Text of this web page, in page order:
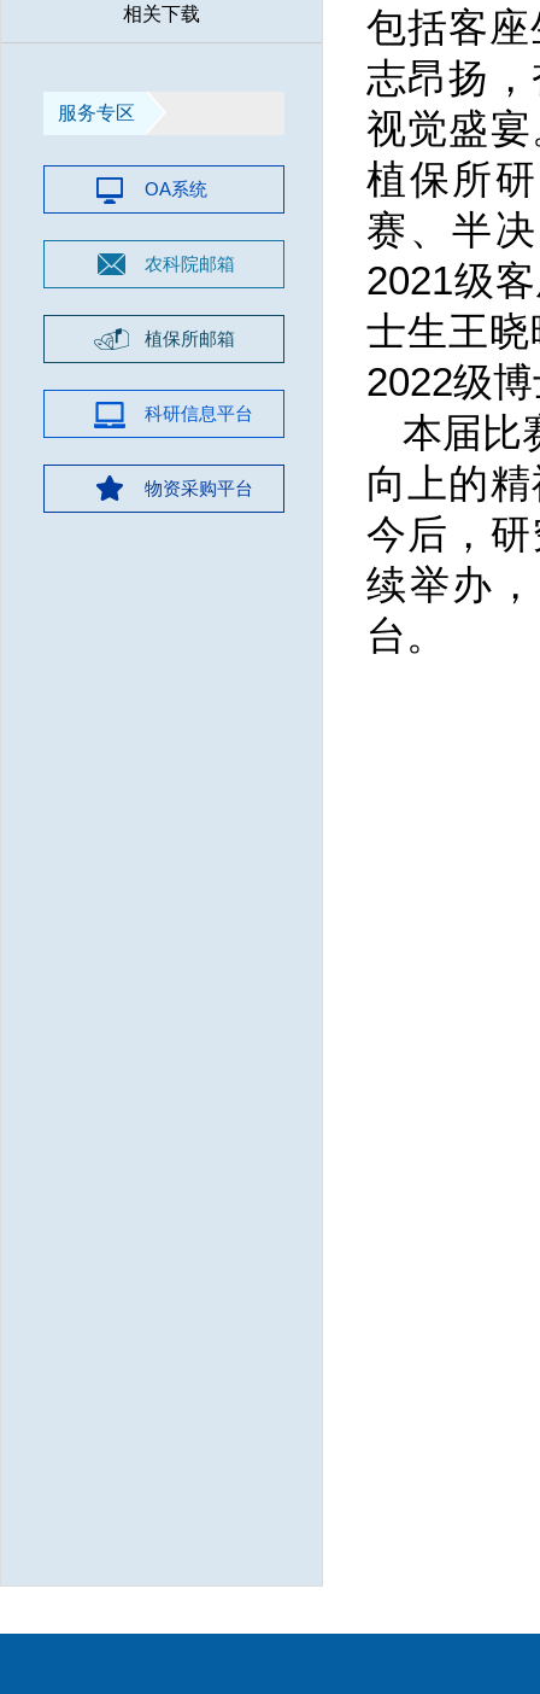
相关下载
服务专区
OA系统
农科院邮箱
植保所邮箱
科研信息平台
物资采购平台
包括客
志昂扬
视觉盛
植保所
赛、半
2021级
士生王
2022级
本届比
向上的
今后，
续举办
台。